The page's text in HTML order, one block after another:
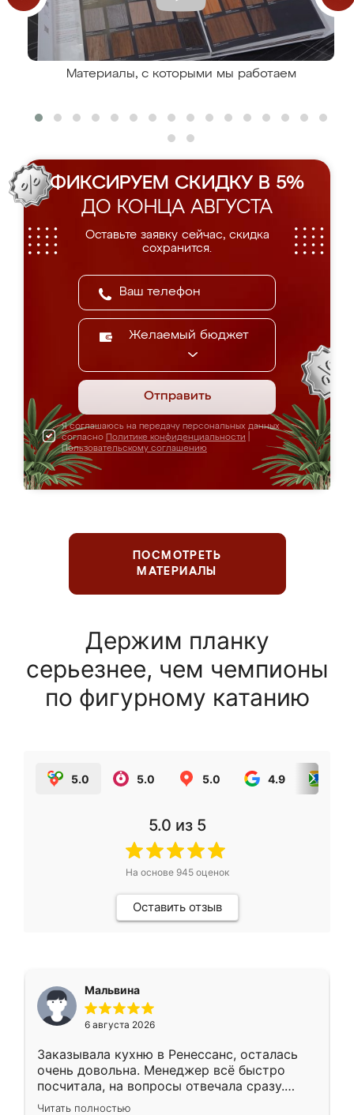
Материалы, с которыми мы работаем
ФИКСИРУЕМ СКИДКУ В 5%
ДО КОНЦА АВГУСТА
Оставьте заявку сейчас, скидка
сохранится.
Желаемый бюджет
Отправить
Я соглашаюсь на передачу персональных данных
согласно Политике конфиденциальности
Пользовательскому соглашению
ПОСМОТРЕТЬ
МАТЕРИАЛЫ
Держим планку
серьезнее, чем чемпионы
по фигурному катанию
5.0 5.0 5.0 4.9
5.0 из 5
На основе 945оценок
Оставить отзыв
Мальвина
6 августа 2026
Заказывала кухню в Ренессанс, осталась
очень довольна. Менеджер всё быстро
посчитала, на вопросы отвечала сразу.
Замерщик приехал в субботу, подошёл к
Читать полностью